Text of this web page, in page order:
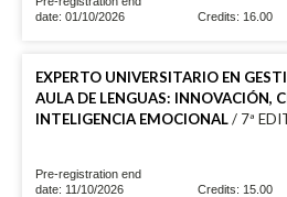
date: 01/10/2026
Credits: 16.00
EXPERTO UNIVERSITARIO EN
AULA DE LENGUAS: INNOVACIÓN,
INTELIGENCIA EMOCIONAL/ 7ª
Pre-registration end
date: 11/10/2026
Credits: 15.00